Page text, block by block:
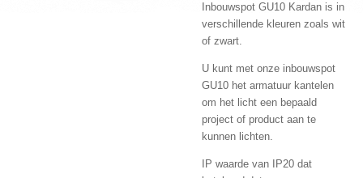
Inbouwspot GU10 Kardan is in
verschillende kleuren zoals wit
of zwart.
U kunt met onze inbouwspot
GU10 het armatuur kantelen
om het licht een bepaald
project of product aan te
kunnen lichten.
IP waarde van IP20 dat